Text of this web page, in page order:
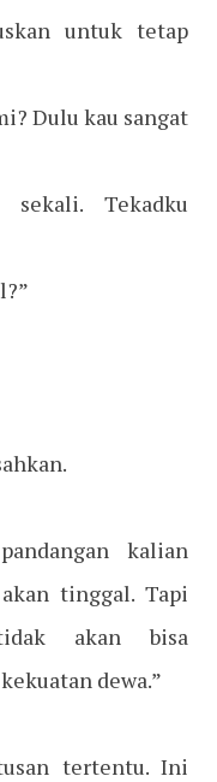
untuk tetap
Dulu kau sangat
Tekadku
kalian
tinggal. Tapi
akan bisa
dewa.”
tertentu. Ini